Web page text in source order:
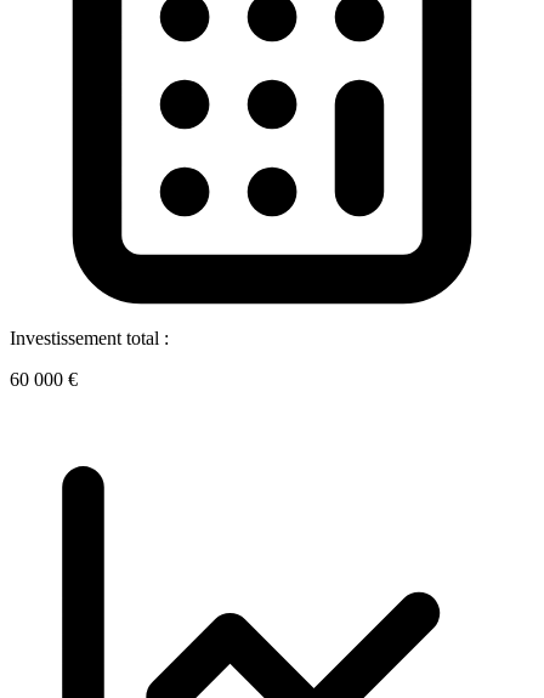
Investissement total :
60 000 €